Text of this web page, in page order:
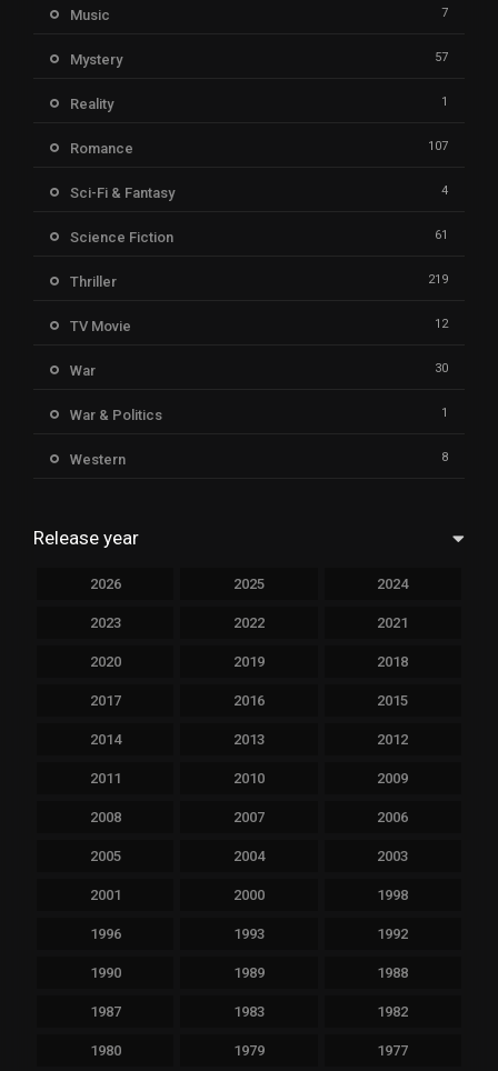
Music 7
Mystery 57
Reality 1
Romance 107
Sci-Fi & Fantasy 4
Science Fiction 61
Thriller 219
TV Movie 12
War 30
War & Politics 1
Western 8
Release year
2026 2025 2024
2023 2022 2021
2020 2019 2018
2017 2016 2015
2014 2013 2012
2011 2010 2009
2008 2007 2006
2005 2004 2003
2001 2000 1998
1996 1993 1992
1990 1989 1988
1987 1983 1982
1980 1979 1977